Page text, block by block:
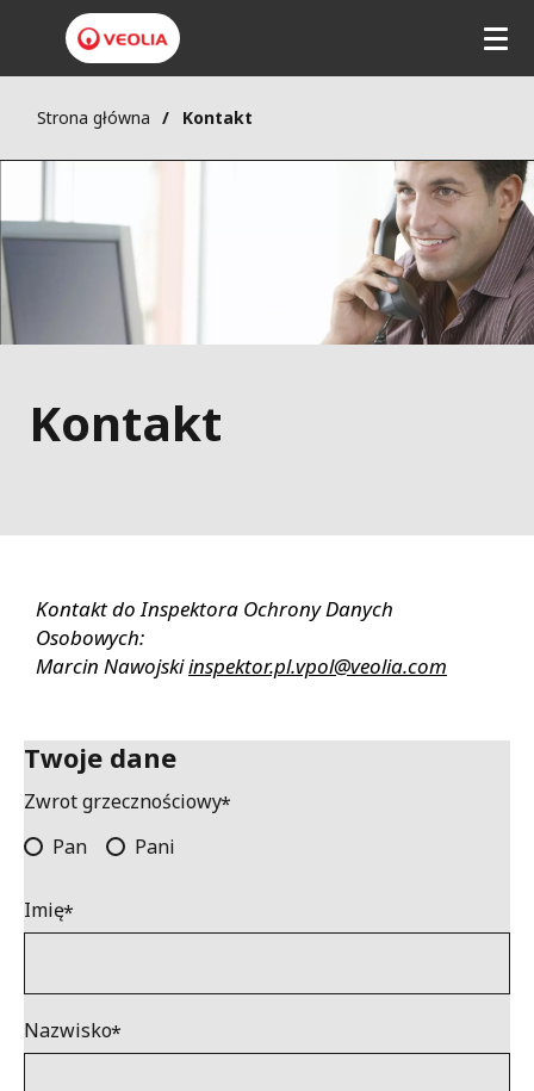
Strona główna Kontakt
Kontakt
Kontakt do Inspektora Ochrony Danych
Osobowych:
Marcin Nawojskiinspektor.pl.vpol@veolia.com
Twoje dane
Zwrot grzecznościowy
Pan
Pani
Imię
Nazwisko